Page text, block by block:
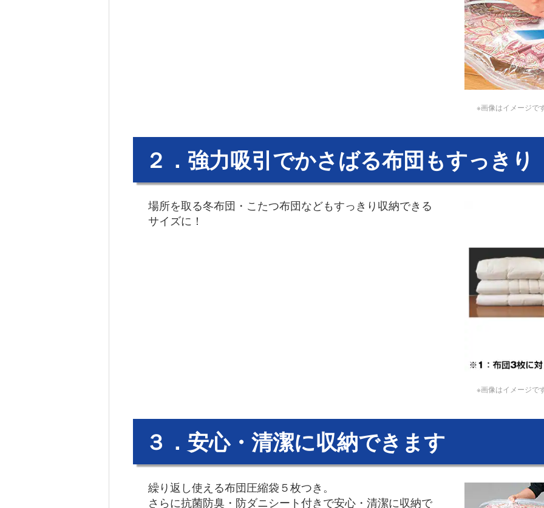
※画像はイメージで
２．強力吸引でかさばる布団もすっきり
場所を取る冬布団・こたつ布団などもすっきり収納できる
サイズに！
※画像はイメージで
３．安心・清潔に収納できます
繰り返し使える布団圧縮袋５枚つき。
さらに抗菌防臭・防ダニシート付きで安心・清潔に収納で